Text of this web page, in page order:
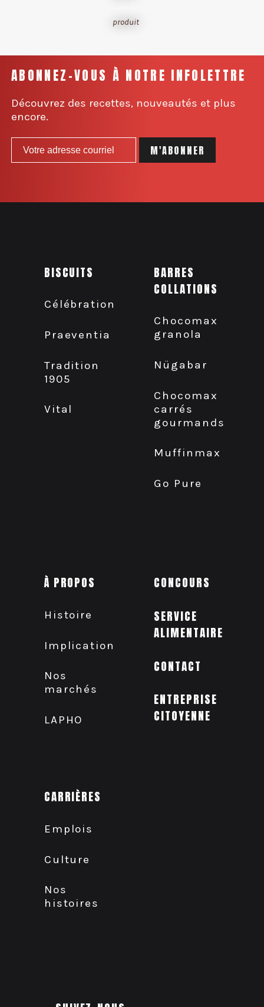
produit
ABONNEZ-VOUS À NOTRE INFOLETTRE
Découvrez des recettes, nouveautés et plus
encore.
BISCUITS
Célébration
Praeventia
Tradition
1905
Vital
BARRES
COLLATIONS
Chocomax
granola
Nügabar
Chocomax
carrés
gourmands
Muffinmax
Go Pure
À PROPOS
Histoire
Implication
Nos
marchés
LAPHO
CARRIÈRES
Emplois
Culture
Nos
histoires
CONCOURS
SERVICE
ALIMENTAIRE
CONTACT
ENTREPRISE
CITOYENNE